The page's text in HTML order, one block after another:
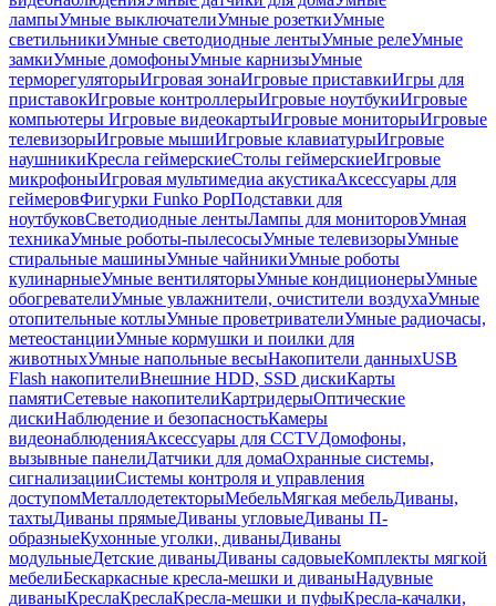
лампыУмные выключателиУмные розеткиУмные
светильникиУмные светодиодные лентыУмные релеУмные
замкиУмные домофоныУмные карнизыУмные
терморегуляторыИгровая зонаИгровые приставкиИгры для
приставокИгровые контроллерыИгровые ноутбукиИгровые
компьютеры Игровые видеокартыИгровые мониторыИгровые
телевизорыИгровые мышиИгровые клавиатурыИгровые
наушникиКресла геймерскиеСтолы геймерскиеИгровые
микрофоныИгровая мультимедиа акустикаАксессуары для
геймеровФигурки Funko PopПодставки для
ноутбуковСветодиодные лентыЛампы для мониторовУмная
техникаУмные роботы-пылесосыУмные телевизорыУмные
стиральные машиныУмные чайникиУмные роботы
кулинарныеУмные вентиляторыУмные кондиционерыУмные
обогревателиУмные увлажнители, очистители воздухаУмные
отопительные котлыУмные проветривателиУмные радиочасы,
метеостанцииУмные кормушки и поилки для
животныхУмные напольные весыНакопители данныхUSB
Flash накопителиВнешние HDD, SSD дискиКарты
памятиСетевые накопителиКартридерыОптические
дискиНаблюдение и безопасностьКамеры
видеонаблюденияАксессуары для CCTVДомофоны,
вызывные панелиДатчики для домаОхранные системы,
сигнализацииСистемы контроля и управления
доступомМеталлодетекторыМебельМягкая мебельДиваны,
тахтыДиваны прямыеДиваны угловыеДиваны П-
образныеКухонные уголки, диваныДиваны
модульныеДетские диваныДиваны садовыеКомплекты мягкой
мебелиБескаркасные кресла-мешки и диваныНадувные
диваныКреслаКреслаКресла-мешки и пуфыКресла-качалки,